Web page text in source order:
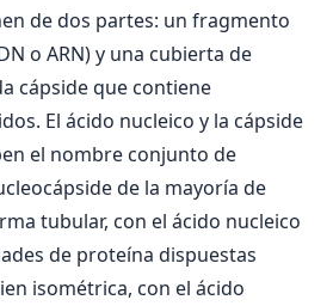
de dos partes: un fragmento
o ARN) y una cubierta de
cápside que contiene
El ácido nucleico y la cápside
el nombre conjunto de
de la mayoría de
tubular, con el ácido nucleico
de proteína dispuestas
isométrica, con el ácido